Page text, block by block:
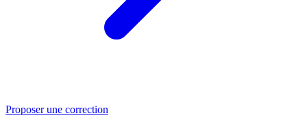
Proposer une correction